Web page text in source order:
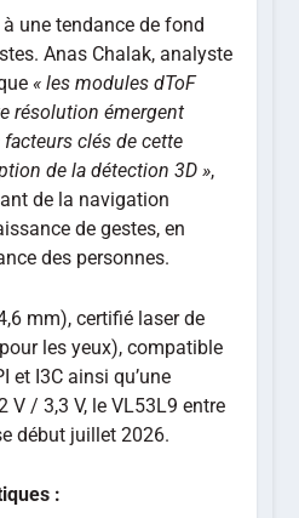
une tendance de fond
Anas Chalak, analyste
« les modules dToF
résolution émergent
clés de cette
de la détection 3D »,
de la navigation
de gestes, en
des personnes.
mm), certifié laser de
les yeux), compatible
et I3C ainsi qu’une
V / 3,3 V, le VL53L9 entre
début juillet 2026.
: